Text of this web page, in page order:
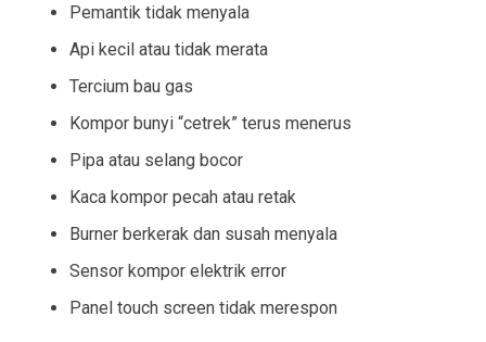
Pemantik tidak menyala
Api kecil atau tidak merata
Tercium bau gas
Kompor bunyi “cetrek” terus menerus
Pipa atau selang bocor
Kaca kompor pecah atau retak
Burner berkerak dan susah menyala
Sensor kompor elektrik error
Panel touch screen tidak merespon